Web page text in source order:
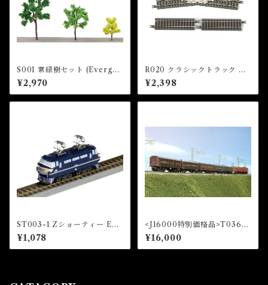
S001 常緑樹セット (Evergre
en Set)
¥2,970
R020 クラシックトラック ク
ロスレール13°(1本)+直線レー
ル53.6mm(2本) (CLASSIC
TRACK Crossing Track 13
¥2,398
ST003-1 Zショーティー EF6
6 電気機関車 ( Z SHORTY E
F66 Electric Locomotive)
¥1,078
<J16000特別価格品>T036-2
1号編成 お召し列車 初期仕様
5両セット (Imperial Train "I
CHIGOU HENSEI" Initial
¥16,000